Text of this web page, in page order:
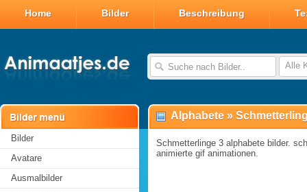
Home Bilder Beschreibung
Alle
Bilder
Avatare
Ausmalbilder
Alphabete »
Schmetterlinge 3 alphabete bilder.
animierte gif animationen.